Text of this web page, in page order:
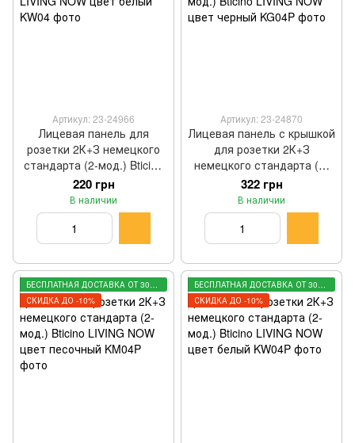
Артикул: 23-24966
Лицевая панель для
розетки 2К+З немецкого
стандарта (2-мод.) Bticino
LIVING NOW цвет белый
KW04
220 грн
В наличии
Артикул: 23-24870
Лицевая панель с крышкой
для розетки 2К+З
немецкого стандарта (2-
мод.) Bticino LIVING NOW
цвет черный KG04P
322 грн
В наличии
БЕСПЛАТНАЯ ДОСТАВКА ОТ 3000 ГРН
СКИДКА ДО -10%
БЕСПЛАТНАЯ ДОСТАВКА ОТ 3000 ГРН
СКИДКА ДО -10%